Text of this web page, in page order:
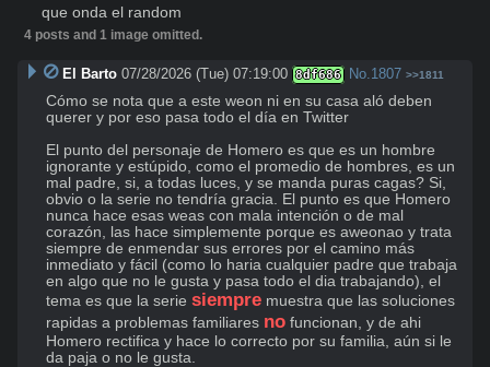
que onda el random
4 posts and 1 image omitted.
El Barto 07/28/2026 (Tue) 07:19:00 8df686 No. 1807 >>1811
Cómo se nota que a este weon ni en su casa aló deben
querer y por eso pasa todo el día en Twitter
El punto del personaje de Homero es que es un hombre
ignorante y estúpido, como el promedio de hombres, es un
mal padre, si, a todas luces, y se manda puras cagas? Si,
obvio o la serie no tendría gracia. El punto es que Homero
nunca hace esas weas con mala intención o de mal
corazón, las hace simplemente porque es aweonao y trata
siempre de enmendar sus errores por el camino más
inmediato y fácil (como lo haria cualquier padre que trabaja
en algo que no le gusta y pasa todo el dia trabajando), el
tema es que la serie siempre muestra que las soluciones
rapidas a problemas familiares no funcionan, y de ahi
Homero rectifica y hace lo correcto por su familia, aún si le
da paja o no le gusta.